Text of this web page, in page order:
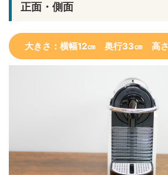
正面・側面
大きさ：横幅12㎝ 奥行33㎝ 高